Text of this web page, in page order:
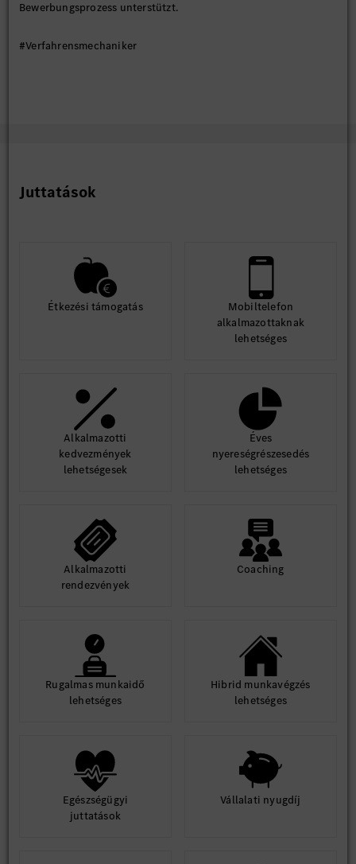
Bewerbungsprozess unterstützt.
#Verfahrensmechaniker
Juttatások
Étkezési támogatás
Mobiltelefon
alkalmazottaknak
lehetséges
Alkalmazotti
kedvezmények
lehetségesek
Éves
nyereségrészesedés
lehetséges
Alkalmazotti
rendezvények
Coaching
Rugalmas munkaidő
lehetséges
Hibrid munkavégzés
lehetséges
Egészségügyi
juttatások
Vállalati nyugdíj